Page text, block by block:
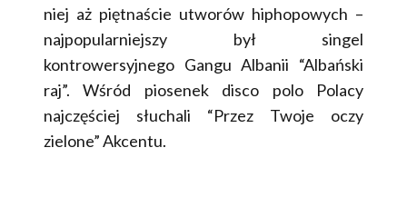
niej aż piętnaście utworów hiphopowych –
najpopularniejszy był singel
kontrowersyjnego Gangu Albanii “Albański
raj”. Wśród piosenek disco polo Polacy
najczęściej słuchali “Przez Twoje oczy
zielone” Akcentu.